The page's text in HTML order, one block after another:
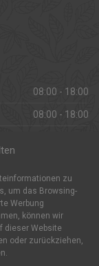
zu
um das Browsing-
Werbung
können wir
dieser Website
oder zurückziehen,
08:00 - 18:00
08:00 - 18:00
08:00 - 18:00
08:00 - 18:00
Geschlossen